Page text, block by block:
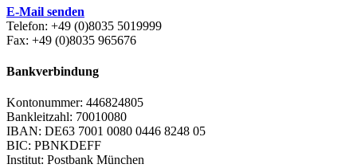
E-Mail senden
Telefon: +49 (0)8035 5019999
Fax: +49 (0)8035 965676
Bankverbindung
Kontonummer: 446824805
Bankleitzahl: 70010080
IBAN: DE63 7001 0080 0446 8248 05
BIC: PBNKDEFF
Institut: Postbank München